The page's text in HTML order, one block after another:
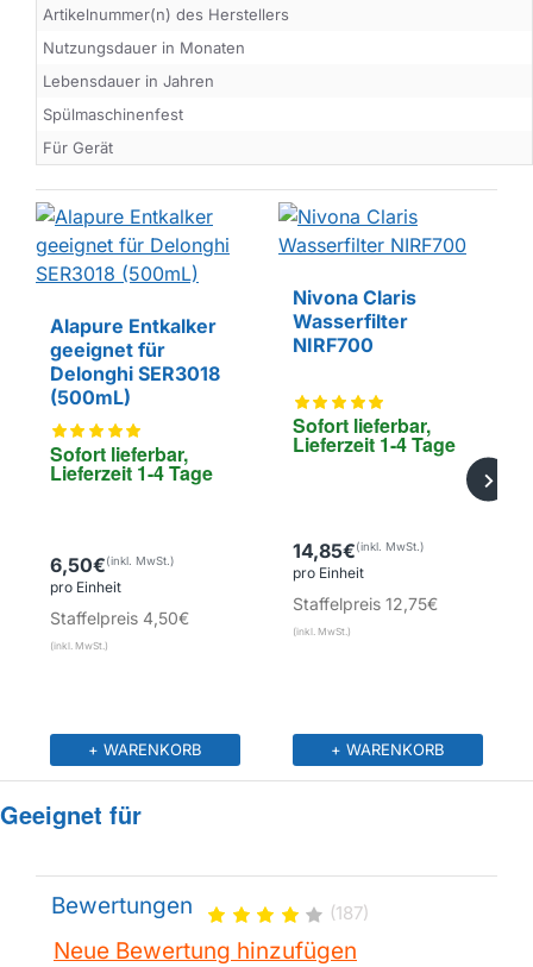
Artikelnummer(n) des Herstellers
Nutzungsdauer in Monaten
Lebensdauer in Jahren
Spülmaschinenfest
Für Gerät
EIGENMARKE
Sofort lieferbar,
Lieferzeit 1-4 Tage
Alapure Entkalker
geeignet für
Delonghi SER3018
(500mL)
6,50€
pro Einheit
Staffelpreis 4,50€
+ WARENKORB
Sofort lieferbar,
Lieferzeit 1-4 Tage
Nivona Claris
Wasserfilter
NIRF700
14,85€
pro Einheit
Staffelpreis12,75€
+ WARENKORB
Geeignet für
Bewertungen (187)
Neue Bewertung hinzufügen